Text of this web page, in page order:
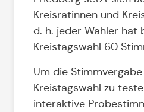
Kreisrätinnen und
d. h. jeder Wähler hat
Kreistagswahl 60
Um die
Kreistagswahl zu
interaktive